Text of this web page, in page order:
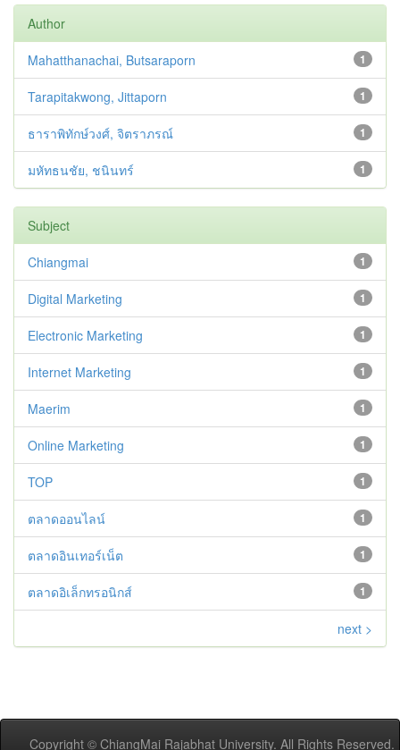
Author
1
Mahatthanachai, Butsaraporn
1
Tarapitakwong, Jittaporn
1
ธาราพิทักษ์วงศ์, จิตราภรณ์
1
มหัทธนชัย, ชนินทร์
Subject
1
Chiangmai
1
Digital Marketing
1
Electronic Marketing
1
Internet Marketing
1
Maerim
1
Online Marketing
1
TOP
1
ตลาดออนไลน์
1
ตลาดอินเทอร์เน็ต
1
ตลาดอิเล็กทรอนิกส์
next >
Copyright © ChiangMai Rajabhat University. All Rights Reserved.